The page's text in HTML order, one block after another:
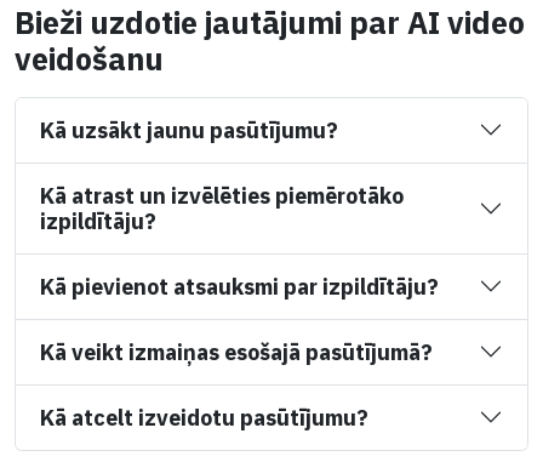
Bieži uzdotie jautājumi par AI video
veidošanu
Kā uzsākt jaunu pasūtījumu?
Kā atrast un izvēlēties piemērotāko
izpildītāju?
Kā pievienot atsauksmi par izpildītāju?
Kā veikt izmaiņas esošajā pasūtījumā?
Kā atcelt izveidotu pasūtījumu?